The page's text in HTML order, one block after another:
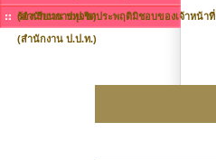
(สำนักงาน ป.ป.ช.)
ร้องเรียนการทุจริตประพฤติมิชอบของเจ้าหน้าที่
(สำนักงาน ป.ป.ท.)